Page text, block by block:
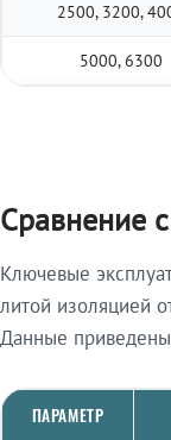
2500, 3200,
5000, 6300
Сравнение
Ключевые
литой изоляцией
Данные приведены
ПАРАМЕТР